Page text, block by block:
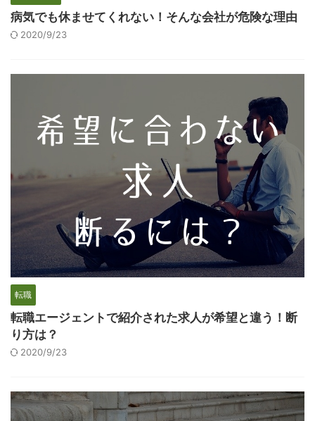
病気でも休ませてくれない！そんな会社が危険な理由
2020/9/23
転職
転職エージェントで紹介された求人が希望と違う！断
り方は？
2020/9/23